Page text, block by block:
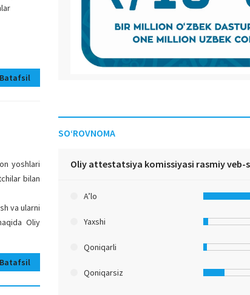
Batafsil
yoshlari
bilan
va ularni
Oliy
Batafsil
SO‘ROVNOMA
Oliy attestatsiya komissiyasi rasmiy
A’lo
Yaxshi
Qoniqarli
Qoniqarsiz